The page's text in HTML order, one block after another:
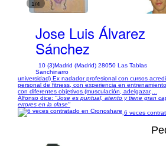
1/4
Jose Luis Álvarez
Sánchez
10 (3)Madrid (Madrid) 28050 Las Tablas
Sanchinarro
universidad) Ex nadador profesional con cursos
personal de fitness, con experiencia en
con diferentes objetivos (musculación, adelgazar,...
Alfonso dice: "Jose es puntual, atento y tiene gran
errores en la clase"
6 veces